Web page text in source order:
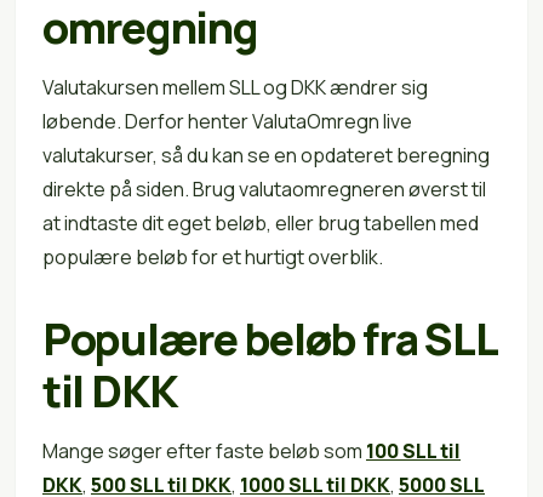
omregning
Valutakursen mellem SLL og DKK ændrer sig
løbende. Derfor henter ValutaOmregn live
valutakurser, så du kan se en opdateret beregning
direkte på siden. Brug valutaomregneren øverst til
at indtaste dit eget beløb, eller brug tabellen med
populære beløb for et hurtigt overblik.
Populære beløb fra SLL
til DKK
Mange søger efter faste beløb som 100 SLL til
DKK, 500 SLL til DKK, 1000 SLL til DKK, 5000 SLL